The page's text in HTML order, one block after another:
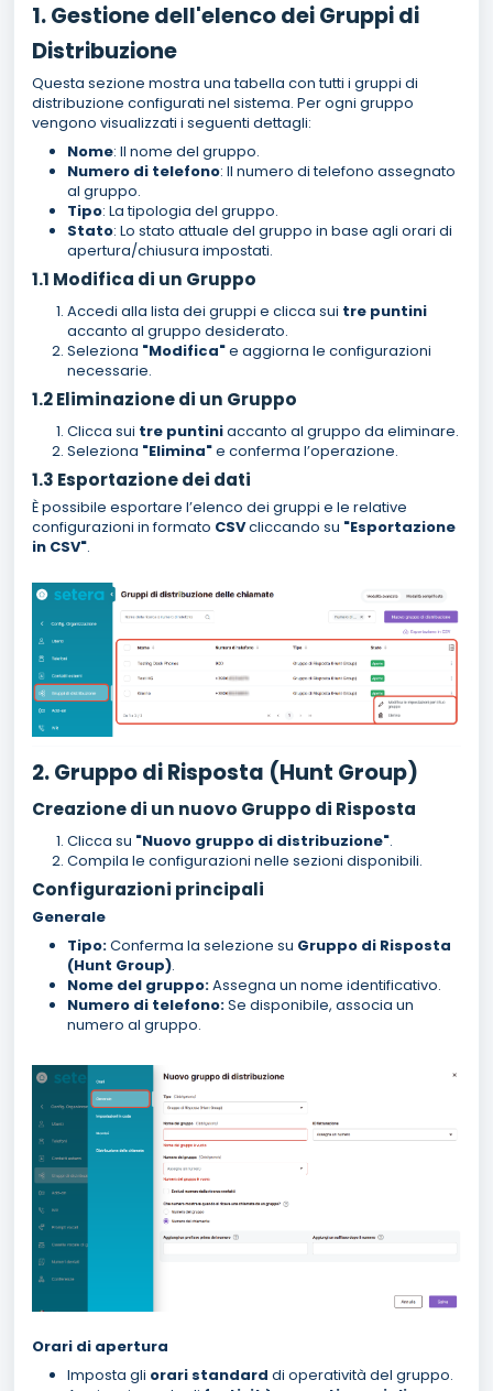
1. Gestione dell'elenco dei Gruppi di
Distribuzione
Questa sezione mostra una tabella con tutti i gruppi di
distribuzione configurati nel sistema. Per ogni gruppo
vengono visualizzati i seguenti dettagli:
Nome: Il nome del gruppo.
Numero di telefono: Il numero di telefono assegnato
al gruppo.
Tipo: La tipologia del gruppo.
Stato: Lo stato attuale del gruppo in base agli orari di
apertura/chiusura impostati.
1.1 Modifica di un Gruppo
Accedi alla lista dei gruppi e clicca sui tre puntini
accanto al gruppo desiderato.
Seleziona "Modifica"e aggiorna le configurazioni
necessarie.
1.2 Eliminazione di un Gruppo
Clicca sui tre puntiniaccanto al gruppo da eliminare.
Seleziona "Elimina"e conferma l’operazione.
1.3 Esportazione dei dati
È possibile esportare l’elenco dei gruppi e le relative
configurazioni in formato CSVcliccando su "Esportazione
in CSV".
2. Gruppo di Risposta (Hunt Group)
Creazione di un nuovo Gruppo di Risposta
Clicca su "Nuovo gruppo di distribuzione".
Compila le configurazioni nelle sezioni disponibili.
Configurazioni principali
Generale
Tipo:Conferma la selezione su Gruppo di Risposta
(Hunt Group).
Nome del gruppo:Assegna un nome identificativo.
Numero di telefono:Se disponibile, associa un
numero al gruppo.
Orari di apertura
Imposta gli orari standard di operatività del gruppo.